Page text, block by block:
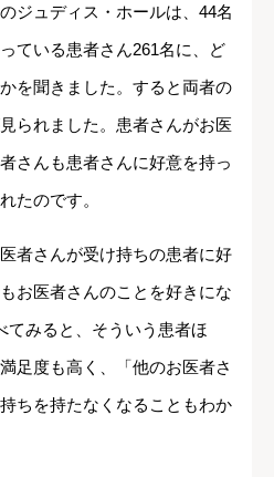
ジュディス・ホールは、44名
ている患者さん261名に、ど
を聞きました。すると両者の
られました。患者さんがお医
さんも患者さんに好意を持っ
たのです。
者さんが受け持ちの患者に好
お医者さんのことを好きにな
てみると、そういう患者ほ
足度も高く、「他のお医者さ
ちを持たなくなることもわか